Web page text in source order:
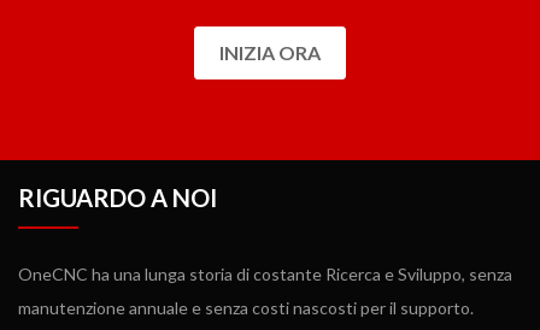
INIZIA ORA
RIGUARDO A NOI
OneCNC ha una lunga storia di costante Ricerca e Sviluppo, senza
manutenzione annuale e senza costi nascosti per il supporto.